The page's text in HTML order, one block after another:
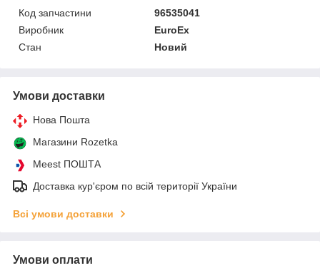
Код запчастини
96535041
Виробник
EuroEx
Стан
Новий
Умови доставки
Нова Пошта
Магазини Rozetka
Meest ПОШТА
Доставка кур'єром по всій території України
Всі умови доставки
Умови оплати